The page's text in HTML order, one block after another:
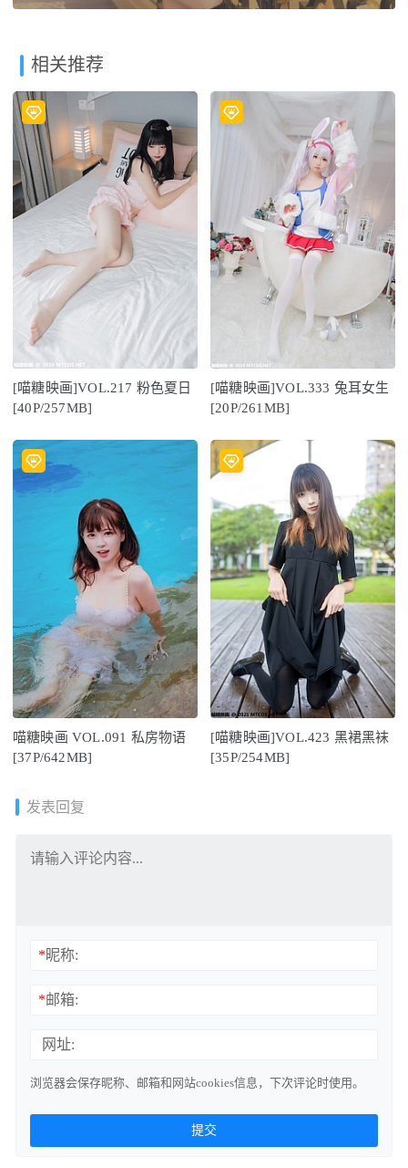
相关推荐
[喵糖映画]VOL.217 粉色夏日
[40P/257MB]
[喵糖映画]VOL.333 兔耳女生
[20P/261MB]
喵糖映画 VOL.091 私房物语
[37P/642MB]
[喵糖映画]VOL.423 黑裙黑袜
[35P/254MB]
发表回复
*昵称:
*邮箱:
网址:
浏览器会保存昵称、邮箱和网站cookies信息，下次评论时使用。